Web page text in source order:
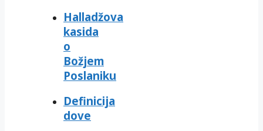
Halladžova
kasida
o
Božjem
Poslaniku
Definicija
dove